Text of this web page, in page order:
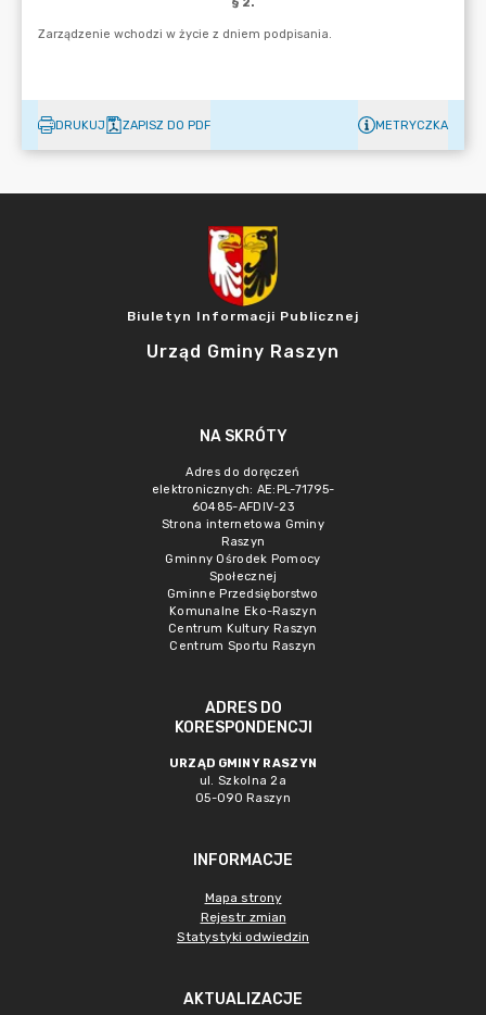
DRUKUJ ZAPISZ DO PDF METRYCZKA
Biuletyn Informacji Publicznej
Urząd Gminy Raszyn
NA SKRÓTY
Adres do doręczeń
elektronicznych: AE:PL-71795-
60485-AFDIV-23
Strona internetowa Gminy
Raszyn
Gminny Ośrodek Pomocy
Społecznej
Gminne Przedsięborstwo
Komunalne Eko-Raszyn
Centrum Kultury Raszyn
Centrum Sportu Raszyn
ADRES DO
KORESPONDENCJI
URZĄD GMINY RASZYN
ul. Szkolna 2a
05-090 Raszyn
INFORMACJE
Mapa strony
Rejestr zmian
Statystyki odwiedzin
AKTUALIZACJE